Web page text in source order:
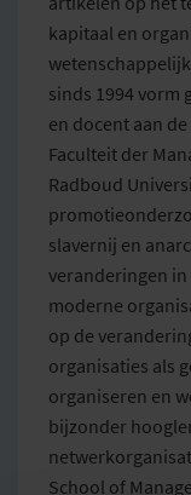
kapitaal en
sinds 1994 vorm
en docent aan
Faculteit der
Radboud
slavernij en
veranderingen
moderne
op de
organisaties als
organiseren en
bijzonder
School of